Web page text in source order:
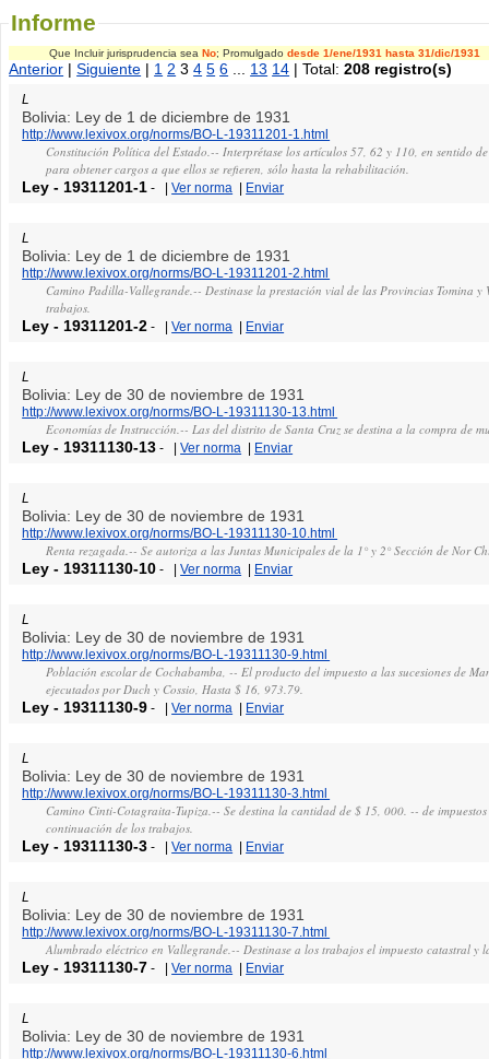
Informe
Que Incluir jurisprudencia sea No; Promulgado desde 1/ene/1931 hasta 31/dic/1931
Anterior |Siguiente | 1 2 34 5 6 13 14 | Total:208 registro(s)
L
Bolivia: Ley de 1 de diciembre de 1931
http://www.lexivox.org/norms/BO-L-19311201-1.html
Constitución Política del Estado.-- Interprétase los artículos 57, 62 y 110, en sentido
para obtener cargos a que ellos se refieren, sólo hasta la rehabilitación.
Ley - 19311201-1 - |Ver norma | Enviar
L
Bolivia: Ley de 1 de diciembre de 1931
http://www.lexivox.org/norms/BO-L-19311201-2.html
Camino Padilla-Vallegrande.-- Destinase la prestación vial de las Provincias Tomina
trabajos.
Ley - 19311201-2 - |Ver norma | Enviar
L
Bolivia: Ley de 30 de noviembre de 1931
http://www.lexivox.org/norms/BO-L-19311130-13.html
Economías de Instrucción.-- Las del distrito de Santa Cruz se destina a la compra de
Ley - 19311130-13 - |Ver norma | Enviar
L
Bolivia: Ley de 30 de noviembre de 1931
http://www.lexivox.org/norms/BO-L-19311130-10.html
Renta rezagada.-- Se autoriza a las Juntas Municipales de la 1° y 2° Sección de Nor
Ley - 19311130-10 - |Ver norma | Enviar
L
Bolivia: Ley de 30 de noviembre de 1931
http://www.lexivox.org/norms/BO-L-19311130-9.html
Población escolar de Cochabamba, -- El producto del impuesto a las sucesiones de
ejecutados por Duch y Cossio, Hasta $ 16, 973.79.
Ley - 19311130-9 - |Ver norma | Enviar
L
Bolivia: Ley de 30 de noviembre de 1931
http://www.lexivox.org/norms/BO-L-19311130-3.html
Camino Cinti-Cotagraita-Tupiza.-- Se destina la cantidad de $ 15, 000. -- de
continuación de los trabajos.
Ley - 19311130-3 - |Ver norma | Enviar
L
Bolivia: Ley de 30 de noviembre de 1931
http://www.lexivox.org/norms/BO-L-19311130-7.html
Alumbrado eléctrico en Vallegrande.-- Destinase a los trabajos el impuesto catastral y
Ley - 19311130-7 - |Ver norma | Enviar
L
Bolivia: Ley de 30 de noviembre de 1931
http://www.lexivox.org/norms/BO-L-19311130-6.html